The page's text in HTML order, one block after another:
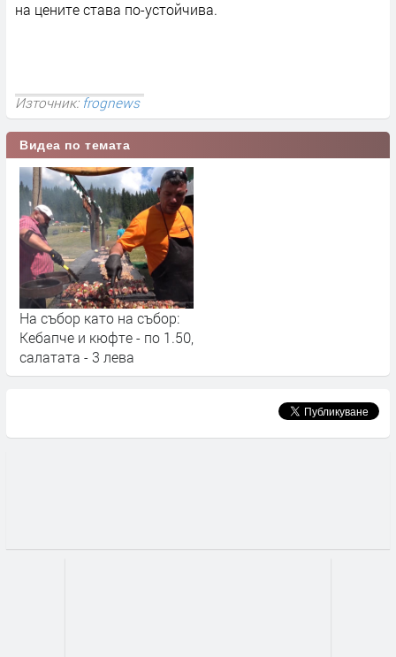
на цените става по-устойчива.
Източник:frognews
Видеа по темата
На събор като на събор:
Кебапче и кюфте - по 1.50,
салатата - 3 лева